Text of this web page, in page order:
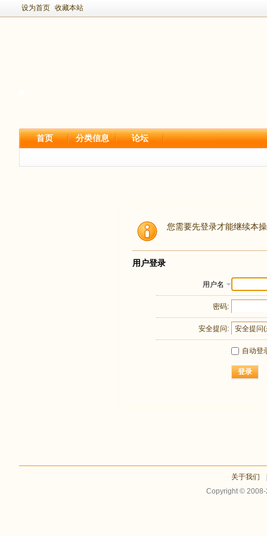
设为首页 收藏本站
首页 分类信息 论坛
您需要先登录才能继续本
用户登录
用户名
密码:
安全提问:
自动登
登录
关于我们
Copyright ©